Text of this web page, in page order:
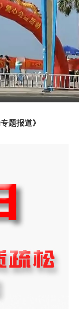
题报道》